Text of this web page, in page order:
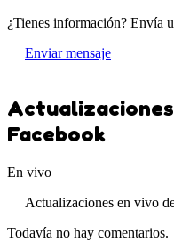
¿Tienes información? Envía
Enviar mensaje
Facebook
En vivo
Actualizaciones en vivo
Todavía no hay comentarios.